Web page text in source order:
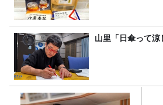
山里「日傘って涼